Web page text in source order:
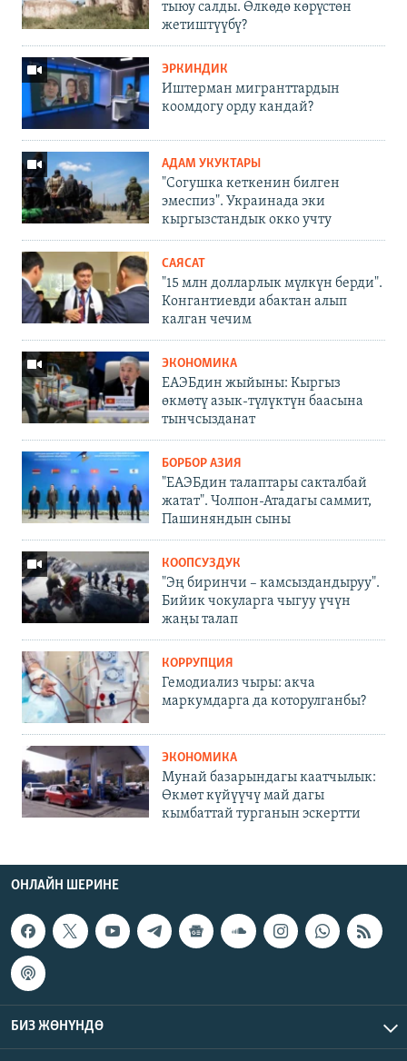
тыюу салды. Өлкөдө көрүстөн
жетиштүүбү?
ЭРКИНДИК
Иштерман мигранттардын
коомдогу орду кандай?
АДАМ УКУКТАРЫ
"Согушка кеткенин билген
эмеспиз". Украинада эки
кыргызстандык окко учту
САЯСАТ
"15 млн долларлык мүлкүн берди".
Конгантиевди абактан алып
калган чечим
ЭКОНОМИКА
ЕАЭБдин жыйыны: Кыргыз
өкмөтү азык-түлүктүн баасына
тынчсызданат
БОРБОР АЗИЯ
"ЕАЭБдин талаптары сакталбай
жатат". Чолпон-Атадагы саммит,
Пашиняндын сыны
КООПСУЗДУК
"Эң биринчи – камсыздандыруу".
Бийик чокуларга чыгуу үчүн
жаңы талап
КОРРУПЦИЯ
Гемодиализ чыры: акча
маркумдарга да которулганбы?
ЭКОНОМИКА
Мунай базарындагы каатчылык:
Өкмөт күйүүчү май дагы
кымбаттай турганын эскертти
ОНЛАЙН ШЕРИНЕ
БИЗ ЖӨНҮНДӨ